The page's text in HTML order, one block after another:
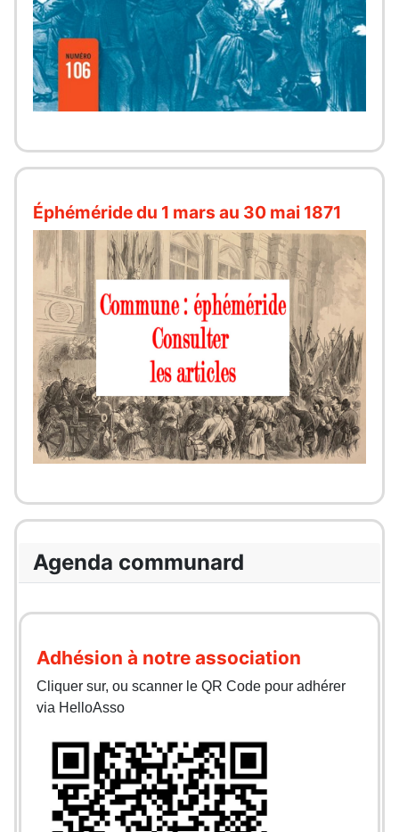
Éphéméride du 1 mars au 30 mai 1871
Agenda communard
Adhésion à notre association
Cliquer sur, ou scanner le QR Code pour adhérer
via HelloAsso